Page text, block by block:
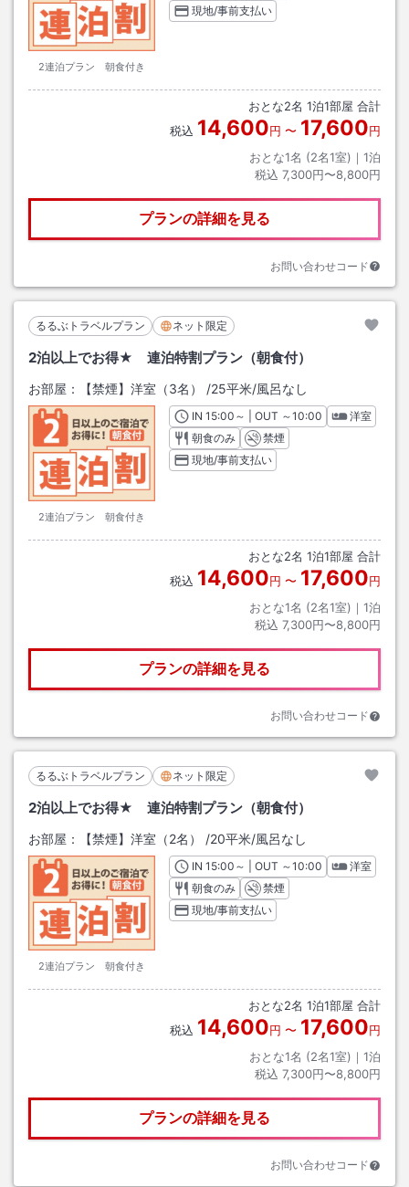
2連泊プラン 朝食付き
現地/事前支払い
おとな2名 1泊1部屋 合計
税込 14,600円 〜 17,600円
おとな1名 (2名1室)｜ 1泊
税込 7,300円〜8,800円
プランの詳細を見る
お問い合わせコード
るるぶトラベルプラン ネット限定
2泊以上でお得★ 連泊特割プラン（朝食付）
お部屋： 【禁煙】洋室（3名） /25平米/風呂なし
2連泊プラン 朝食付き
INチェックイン
15:00 ～ | OUT チェックアウト
～10:00
洋室
朝食のみ
禁煙
現地/事前支払い
おとな2名 1泊1部屋 合計
税込 14,600円 〜 17,600円
おとな1名 (2名1室)｜ 1泊
税込 7,300円〜8,800円
プランの詳細を見る
お問い合わせコード
るるぶトラベルプラン ネット限定
2泊以上でお得★ 連泊特割プラン（朝食付）
お部屋： 【禁煙】洋室（2名） /20平米/風呂なし
2連泊プラン 朝食付き
INチェックイン
15:00 ～ | OUT チェックアウト
～10:00
洋室
朝食のみ
禁煙
現地/事前支払い
おとな2名 1泊1部屋 合計
税込 14,600円 〜 17,600円
おとな1名 (2名1室)｜ 1泊
税込 7,300円〜8,800円
プランの詳細を見る
お問い合わせコード